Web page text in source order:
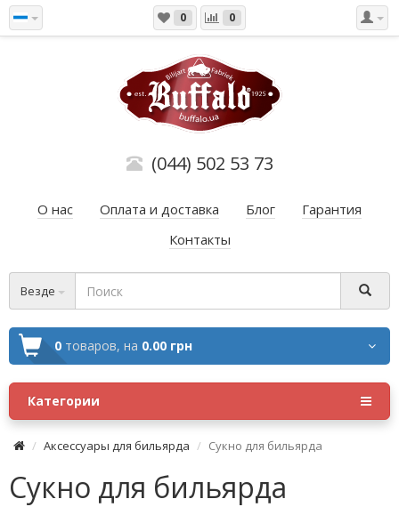
0 0
(044) 502 53 73
О нас Оплата и доставка Блог
Гарантия
Контакты
Везде
0 товаров, на 0.00 грн
Категории
Аксессуары для бильярда Сукно для бильярда
Сукно для бильярда